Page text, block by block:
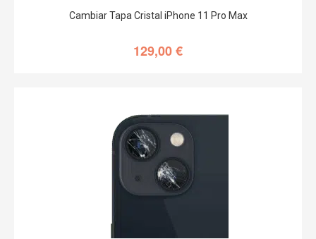
Cambiar Tapa Cristal iPhone 11 Pro Max
129,00€